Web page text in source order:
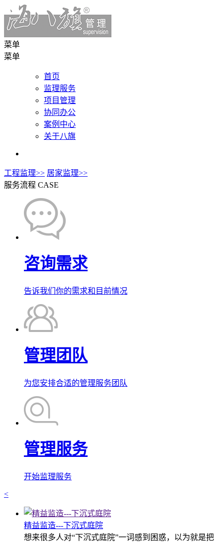
菜单
菜单
首页
监理服务
项目管理
协同办公
案例中心
关于八旗
工程监理>> 居家监理>>
服务流程 CASE
咨询需求
告诉我们你的需求和目前情况
管理团队
为您安排合适的管理服务团队
管理服务
开始监理服务
<
精益监造---下沉式庭院
想来很多人对“下沉式庭院”一词感到困惑，以为就是把